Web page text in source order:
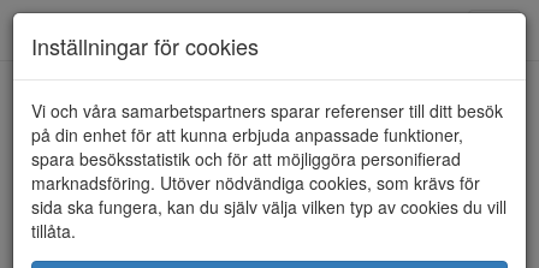
HEM SHEPHERD OF SWEDEN
Inställningar för cookies
Vi och våra samarbetspartners sparar referenser till ditt besök
på din enhet för att kunna erbjuda anpassade funktioner,
spara besöksstatistik och för att möjliggöra personifierad
marknadsföring. Utöver nödvändiga cookies, som krävs för
sida ska fungera, kan du själv välja vilken typ av cookies du vill
tillåta.